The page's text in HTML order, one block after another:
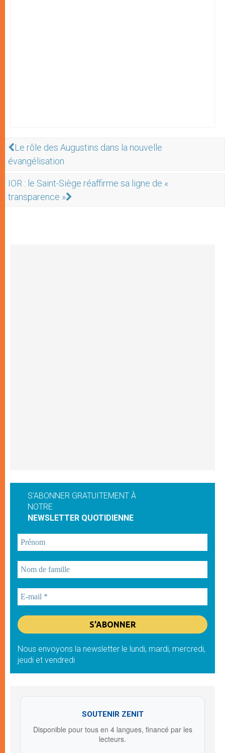
Le rôle des Augustins dans la nouvelle
évangélisation
IOR : le Saint-Siège réaffirme sa ligne de «
transparence »
S'ABONNER GRATUITEMENT À
NOTRE
NEWSLETTER QUOTIDIENNE
Nous envoyons la newsletter le lundi, mardi, mercredi,
jeudi et vendredi
SOUTENIR ZENIT
Disponible pour tous en 4 langues, financé par les
lecteurs.